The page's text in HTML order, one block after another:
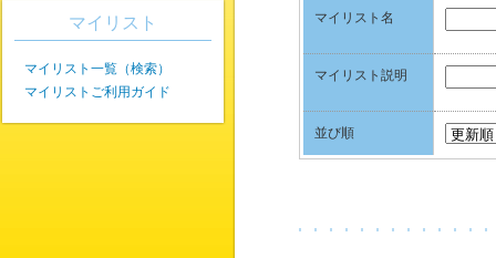
マイリスト名
マイリスト説明
並び順
マイリスト
マイリスト一覧（検索）
マイリストご利用ガイド